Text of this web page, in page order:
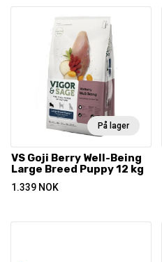
På lager
VS Goji Berry Well-Being
Large Breed Puppy 12 kg
1.339 NOK